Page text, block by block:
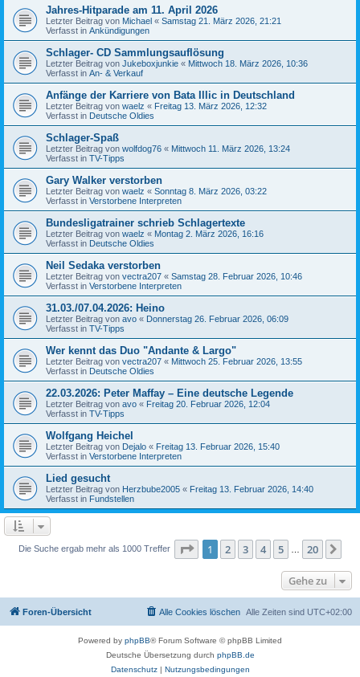
Jahres-Hitparade am 11. April 2026
Letzter Beitrag von Michael « Samstag 21. März 2026, 21:21
Verfasst in Ankündigungen
Schlager- CD Sammlungsauflösung
Letzter Beitrag von Jukeboxjunkie « Mittwoch 18. März 2026, 10:36
Verfasst in An- & Verkauf
Anfänge der Karriere von Bata Illic in Deutschland
Letzter Beitrag von waelz « Freitag 13. März 2026, 12:32
Verfasst in Deutsche Oldies
Schlager-Spaß
Letzter Beitrag von wolfdog76 « Mittwoch 11. März 2026, 13:24
Verfasst in TV-Tipps
Gary Walker verstorben
Letzter Beitrag von waelz « Sonntag 8. März 2026, 03:22
Verfasst in Verstorbene Interpreten
Bundesligatrainer schrieb Schlagertexte
Letzter Beitrag von waelz « Montag 2. März 2026, 16:16
Verfasst in Deutsche Oldies
Neil Sedaka verstorben
Letzter Beitrag von vectra207 « Samstag 28. Februar 2026, 10:46
Verfasst in Verstorbene Interpreten
31.03./07.04.2026: Heino
Letzter Beitrag von avo « Donnerstag 26. Februar 2026, 06:09
Verfasst in TV-Tipps
Wer kennt das Duo "Andante & Largo"
Letzter Beitrag von vectra207 « Mittwoch 25. Februar 2026, 13:55
Verfasst in Deutsche Oldies
22.03.2026: Peter Maffay – Eine deutsche Legende
Letzter Beitrag von avo « Freitag 20. Februar 2026, 12:04
Verfasst in TV-Tipps
Wolfgang Heichel
Letzter Beitrag von Dejalo « Freitag 13. Februar 2026, 15:40
Verfasst in Verstorbene Interpreten
Lied gesucht
Letzter Beitrag von Herzbube2005 « Freitag 13. Februar 2026, 14:40
Verfasst in Fundstellen
Die Suche ergab mehr als 1000 Treffer Seite 1von 20
1 2 3 4 5 20
Gehe zu
Foren-Übersicht Alle Zeiten sind UTC+02:00
Alle Cookies löschen
Powered by phpBB® Forum Software © phpBB Limited
Deutsche Übersetzung durch phpBB.de
Datenschutz| Nutzungsbedingungen